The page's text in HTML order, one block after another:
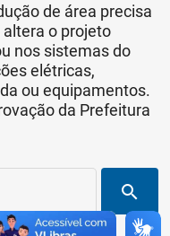
de área precisa
o projeto
nos sistemas do
elétricas,
ou equipamentos.
da Prefeitura
search